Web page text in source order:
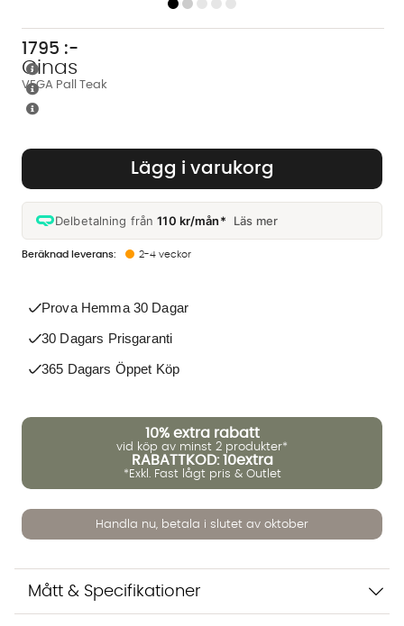
VEGA Pall Teak
Cinas
1795 :-
Lägg i varukorg
Delbetalning från110 kr/mån* Läs mer
2-4 veckor
Prova Hemma 30 Dagar
30 Dagars Prisgaranti
365 Dagars Öppet Köp
10% extra rabatt
vid köp av minst 2 produkter*
RABATTKOD: 10extra
*Exkl. Fast lågt pris & Outlet
Handla nu, betala i slutet av oktober
Mått & Specifikationer
Vi använder AI för att svara på dina frågor. Konversationen
sparas i upp till 24 timmar för att kunna hjälpa dig. Vi delar
inte dina uppgifter med tredje part. Läs mer i vår
integritetspolicy.
Jag godkänner att konversationen sparas
Starta chatten